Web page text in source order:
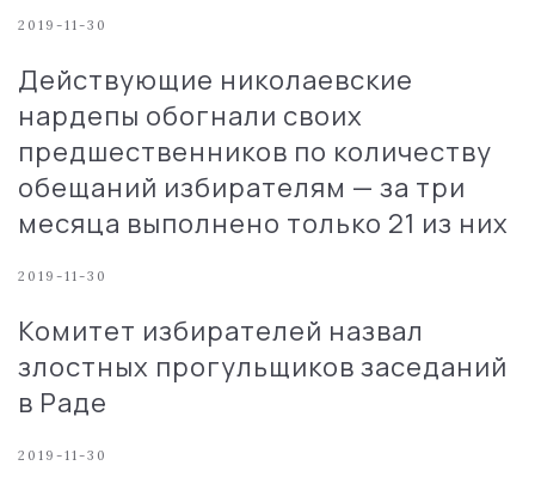
2019-11-30
Действующие николаевские
нардепы обогнали своих
предшественников по количеству
обещаний избирателям — за три
месяца выполнено только 21 из них
2019-11-30
Комитет избирателей назвал
злостных прогульщиков заседаний
в Раде
2019-11-30